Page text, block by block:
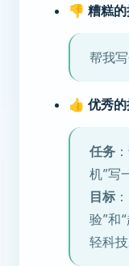
👎 糟糕的
帮我写
👍 优秀的
任务
机”写
目标
验”和
轻科技